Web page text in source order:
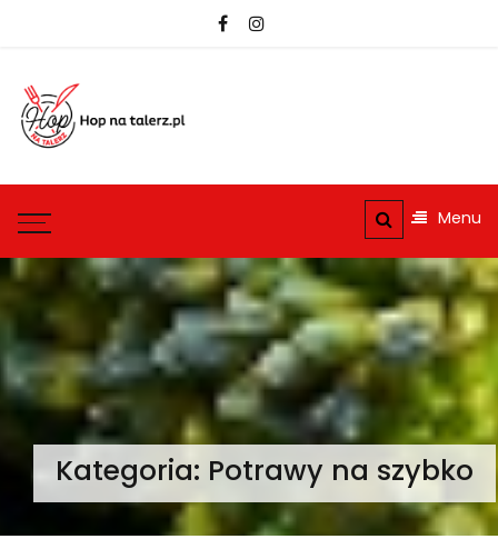
każdą okazję
Menu
Kategoria: Potrawy na szybko